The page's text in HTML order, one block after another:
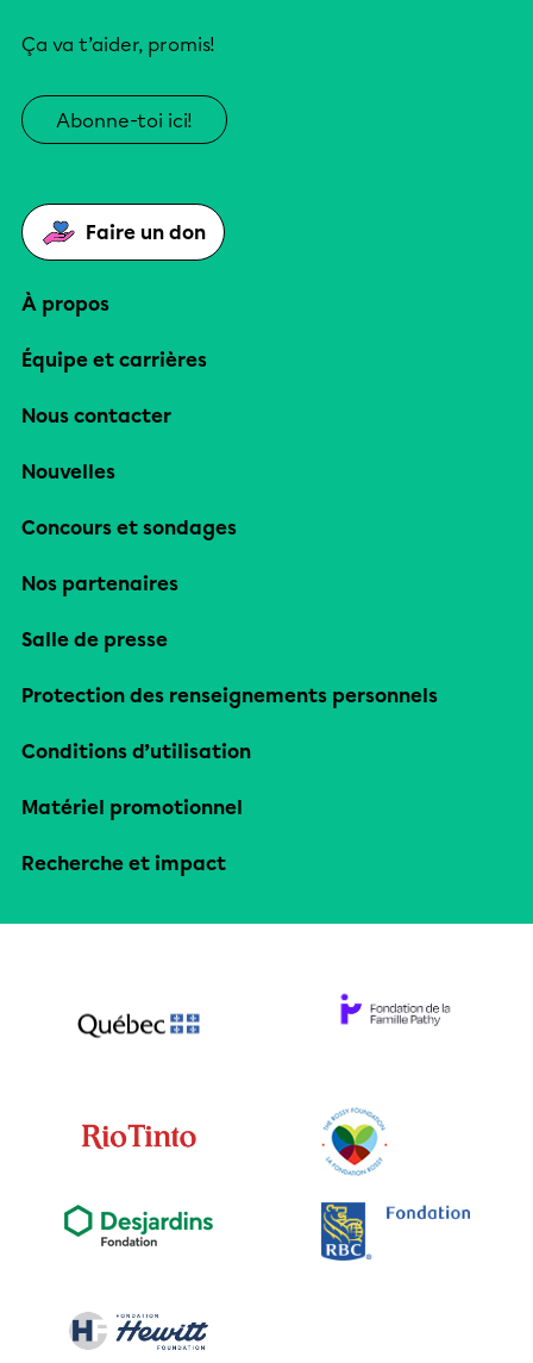
Ça va t’aider, promis!
Abonne-toi ici!
Faire un don
À propos
Équipe et carrières
Nous contacter
Nouvelles
Concours et sondages
Nos partenaires
Salle de presse
Protection des renseignements personnels
Conditions d’utilisation
Matériel promotionnel
Recherche et impact